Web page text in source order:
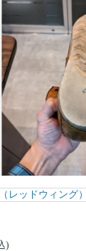
レッドウィング）
)